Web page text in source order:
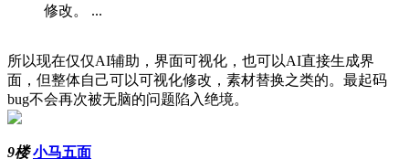
修改。 ...
所以现在仅仅AI辅助，界面可视化，也可以AI直接生成界
面，但整体自己可以可视化修改，素材替换之类的。最起码
bug不会再次被无脑的问题陷入绝境。
9楼 小马五面